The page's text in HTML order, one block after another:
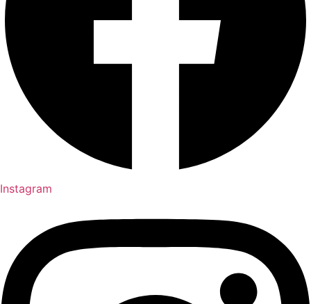
Instagram